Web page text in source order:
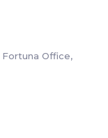
Fortuna Office,